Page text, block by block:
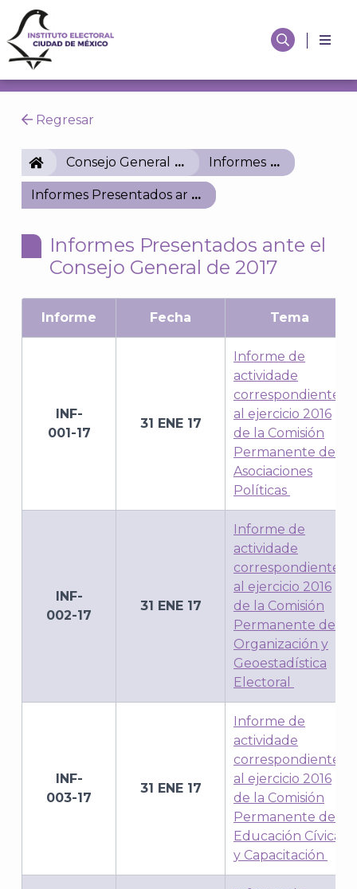
Regresar
IECMConsejo General Informes
Informes Presentados ante el Consejo General de
Informes Presentados ante el
Consejo General de 2017
Informe Fecha Tema
INF-
001-17
31 ENE 17
Informe de
actividade
correspondiente
al ejercicio 2016
de la Comisión
Permanente de
Asociaciones
Políticas
INF-
002-17
31 ENE 17
Informe de
actividade
correspondiente
al ejercicio 2016
de la Comisión
Permanente de
Organización y
Geoestadística
Electoral
INF-
003-17
31 ENE 17
Informe de
actividade
correspondiente
al ejercicio 2016
de la Comisión
Permanente de
Educación Cívica
y Capacitación